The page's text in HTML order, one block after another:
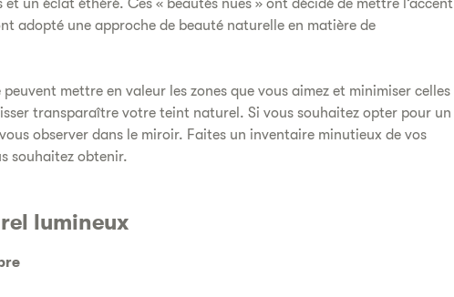
un éclat éthéré. Ces « beautés nues » ont décidé de mettre l’accent
adopté une approche de beauté naturelle en matière de
mettre en valeur les zones que vous aimez et minimiser celles
transparaître votre teint naturel. Si vous souhaitez opter pour un
observer dans le miroir. Faites un inventaire minutieux de vos
souhaitez obtenir.
lumineux